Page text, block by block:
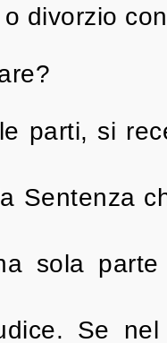
divorzio
parti, si
Sentenza
sola parte
Se